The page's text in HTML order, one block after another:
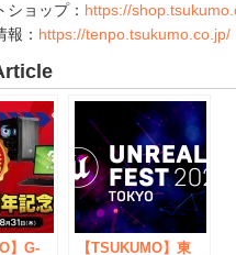
ショップ： https://
： https://tenpo.tsukumo.co.jp/
】G-
【TSUKUMO】東